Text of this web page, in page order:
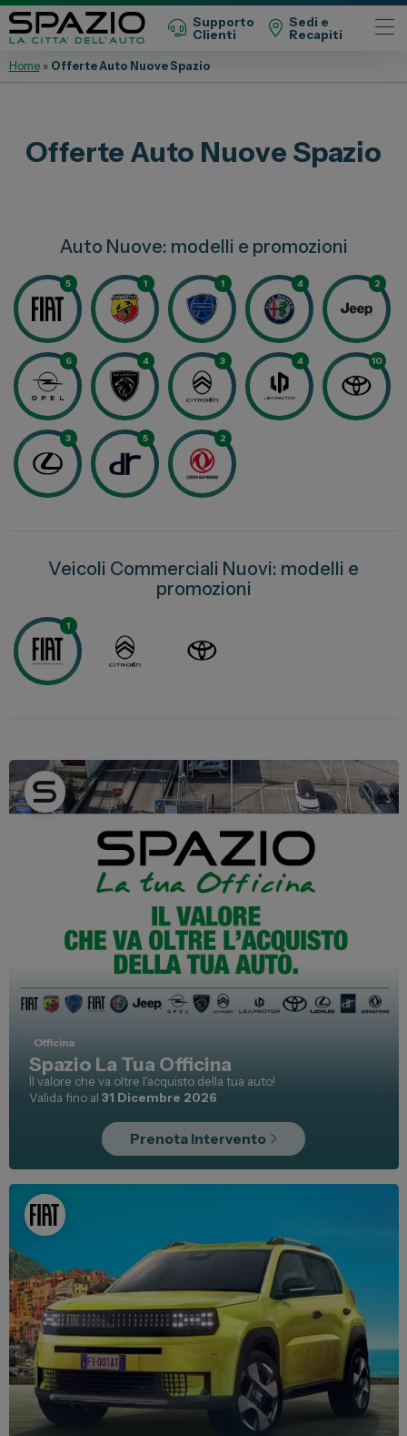
Supporto
Clienti
Sedi e
Recapiti
Abarth
Opel
Peugeot
Citroen
Leapmotor
Toyota
Lexus
DR
Dongfeng
Veicoli Commerciali
Citroen
Toyota
Auto Usate e Km Zero
Officina
Carrozzeria
Vendi la tua auto
Soluzioni Business
Dipendenti Stellantis
Gruppo Spazio
Il Gruppo Spazio
Impegno per l’Ambiente
Impegno per il Sociale
Comunità Energetica
Sedi e Recapiti
News ed Eventi
Spazio Campus
Lavora con noi
Servizio Clienti
011 22 51 711
Home» Offerte Auto Nuove Spazio
Offerte Auto Nuove Spazio
Auto Nuove: modelli e promozioni
5 1 1 4 2
6 4 3 4 10
3 5 2
Veicoli Commerciali Nuovi: modelli e
promozioni
1
Officina
Spazio La Tua Officina
Il valore che va oltre l'acquisto della tua auto!
Valida fino al31 Dicembre 2026
Prenota Intervento